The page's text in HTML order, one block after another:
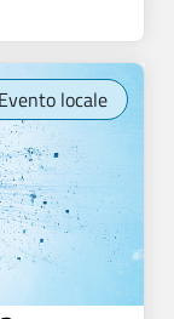
Evento locale